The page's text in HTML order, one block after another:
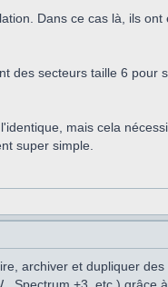
Dans ce cas là, ils
des secteurs taille 6 pour
mais cela
super simple.
archiver et dupliquer